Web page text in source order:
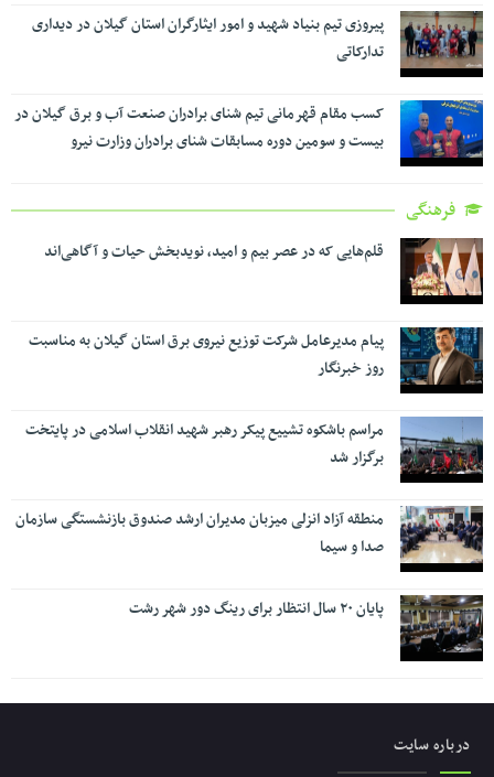
پیروزی تیم بنیاد شهید و امور ایثارگران استان گیلان در دیداری
تدارکاتی
کسب مقام قهرمانی تیم شنای برادران صنعت آب و برق گیلان در
بیست و سومین دوره مسابقات شنای برادران وزارت نیرو
فرهنگی
قلم‌هایی که در عصر بیم و امید، نویدبخش حیات و آگاهی‌اند
پیام مدیرعامل شرکت توزیع نیروی برق استان گیلان به مناسبت
روز خبرنگار ‌
مراسم باشکوه تشییع پیکر رهبر شهید انقلاب اسلامی در پایتخت
برگزار شد
منطقه آزاد انزلی میزبان مدیران ارشد صندوق بازنشستگی سازمان
صدا و سیما
پایان ۲۰ سال انتظار برای رینگ دور شهر رشت
درباره سایت